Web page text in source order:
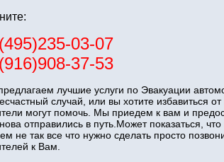
03-07
37-53
лучшие услуги по Эвакуации
случай, или вы хотите
могут помочь. Мы приедем к вам и
отправились в путь.Может показаться,
не так все что нужно сделать просто
к Вам.